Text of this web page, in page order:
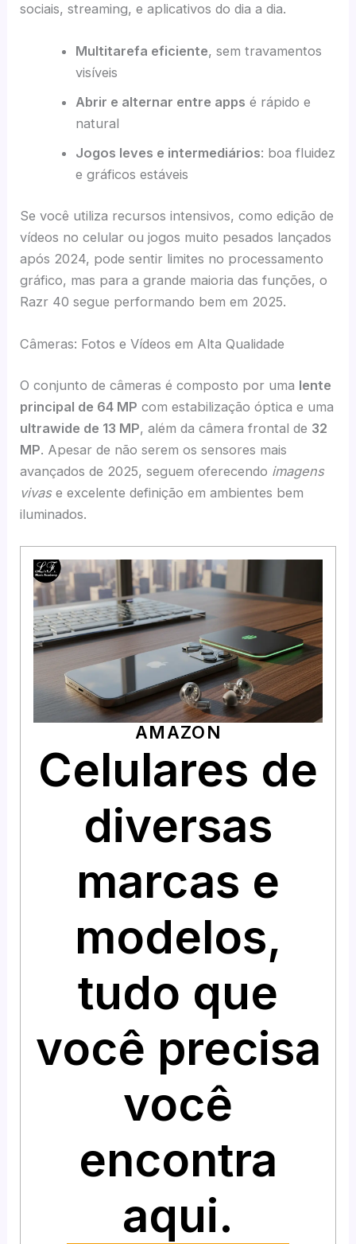
sociais, streaming, e aplicativos do dia a dia.
Multitarefa eficiente, sem travamentos
visíveis
Abrir e alternar entre apps é rápido e
natural
Jogos leves e intermediários: boa fluidez
e gráficos estáveis
Se você utiliza recursos intensivos, como edição de
vídeos no celular ou jogos muito pesados lançados
após 2024, pode sentir limites no processamento
gráfico, mas para a grande maioria das funções, o
Razr 40 segue performando bem em 2025.
Câmeras: Fotos e Vídeos em Alta Qualidade
O conjunto de câmeras é composto por uma lente
principal de 64 MP com estabilização óptica e uma
ultrawide de 13 MP, além da câmera frontal de 32
MP. Apesar de não serem os sensores mais
avançados de 2025, seguem oferecendo imagens
vivase excelente definição em ambientes bem
iluminados.
AMAZON
Celulares de
diversas
marcas e
modelos,
tudo que
você precisa
você
encontra
aqui.